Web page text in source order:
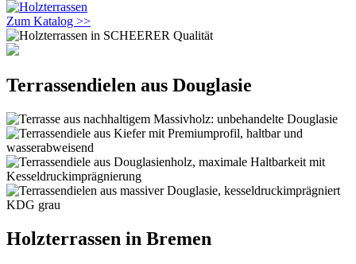
Zum Katalog >>
Terrassendielen aus Douglasie
Holzterrassen in Bremen